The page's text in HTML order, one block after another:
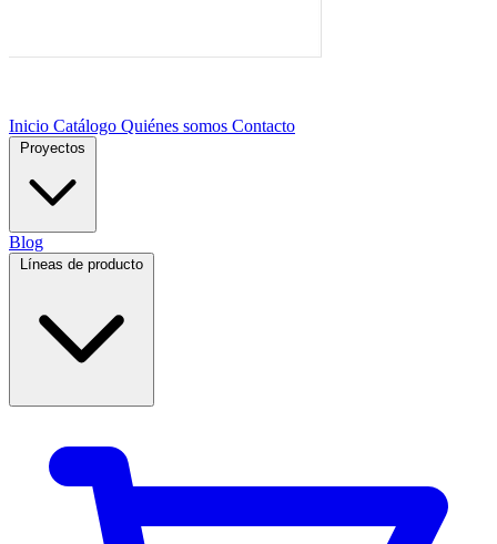
Inicio Catálogo Quiénes somos Contacto
Proyectos
Blog
Líneas de producto